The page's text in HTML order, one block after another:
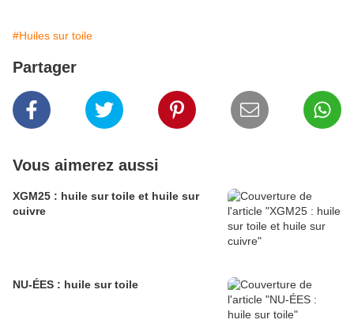
#Huiles sur toile
Partager
Vous aimerez aussi
XGM25 : huile sur toile et huile sur
cuivre
NU-ÉES : huile sur toile